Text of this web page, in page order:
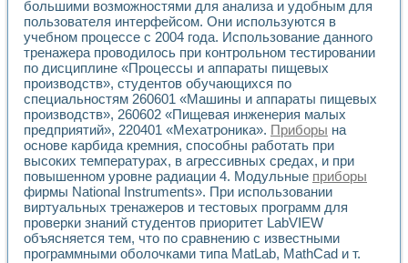
большими возможностями для анализа и удобным для
пользователя интерфейсом. Они используются в
учебном процессе с 2004 года. Использование данного
тренажера проводилось при контрольном тестировании
по дисциплине «Процессы и аппараты пищевых
производств», студентов обучающихся по
специальностям 260601 «Машины и аппараты пищевых
производств», 260602 «Пищевая инженерия малых
предприятий», 220401 «Мехатроника». Приборы на
основе карбида кремния, способны работать при
высоких температурах, в агрессивных средах, и при
повышенном уровне радиации 4. Модульные приборы
фирмы National Instruments». При использовании
виртуальных тренажеров и тестовых программ для
проверки знаний студентов приоритет LabVIEW
объясняется тем, что по сравнению с известными
программными оболочками типа MatLab, MathCad и т.